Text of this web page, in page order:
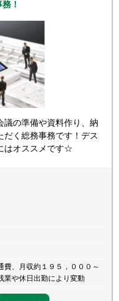
！
議の準備や資料作り、納
く総務事務です！デス
はオススメです☆
費、月収約１９５，０００～
や休日出勤により変動